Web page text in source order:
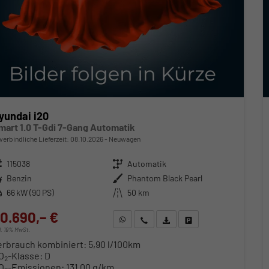
i20
1.0 T-Gdi 7-Gang Automatik
Lieferzeit: 08.10.2026 Neuwagen
115038 Getriebe Automatik
Benzin Außenfarbe Phantom Black Pearl
66 kW (90 PS) Kilometerstand 50 km
€
19% MwSt.
WhatsApp anfragen
Wir rufen Sie anFahrzeugexposé (PDF)
kombiniert: 5,90 l/100km
2-Klasse: D